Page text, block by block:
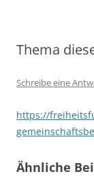
Thema
Schreibe eine
https://
Ähnliche